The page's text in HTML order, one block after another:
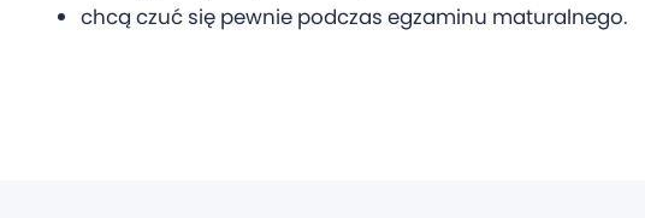
chcą czuć się pewnie podczas egzaminu maturalnego.